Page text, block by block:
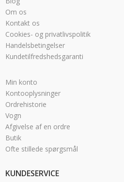
Om os
Kontakt os
Cookies- og privatlivspolitik
Handelsbetingelser
Kundetilfredshedsgaranti
Min konto
Kontooplysninger
Ordrehistorie
Vogn
Afgivelse af en ordre
Butik
Ofte stillede spørgsmål
KUNDESERVICE